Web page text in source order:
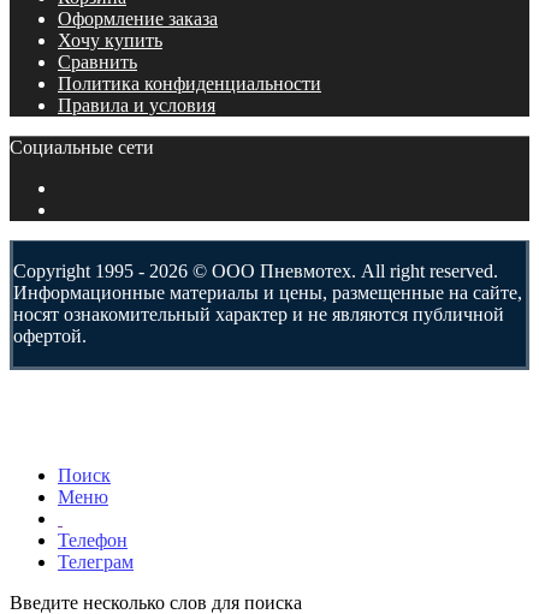
Оформление заказа
Хочу купить
Сравнить
Политика конфиденциальности
Правила и условия
Социальные сети
Copyright 1995 - 2026 © ООО Пневмотех. All right reserved.
Информационные материалы и цены, размещенные на сайте,
носят ознакомительный характер и не являются публичной
офертой.
Поиск
Меню
Телефон
Телеграм
Введите несколько слов для поиска